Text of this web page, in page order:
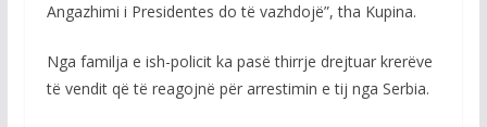
Angazhimi i Presidentes do të vazhdojë”, tha Kupina.
Nga familja e ish-policit ka pasë thirrje drejtuar krerëve
të vendit që të reagojnë për arrestimin e tij nga Serbia.